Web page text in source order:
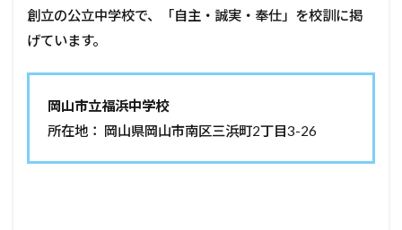
創立の公立中学校で、「自主・誠実・奉仕」を校訓に掲
げています。
岡山市立福浜中学校
所在地： 岡山県岡山市南区三浜町2丁目3-26